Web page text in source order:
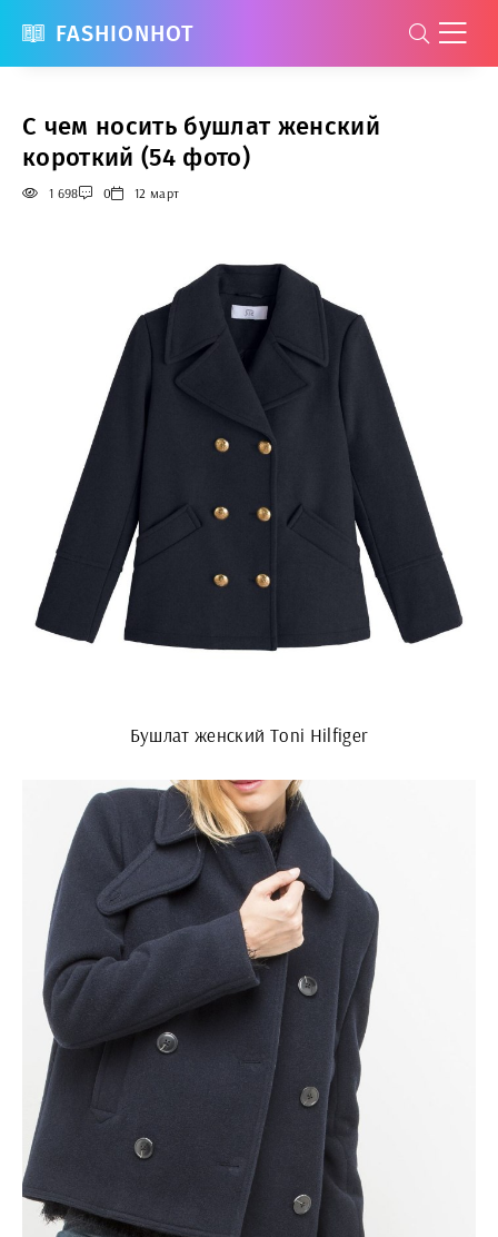
FASHIONHOT
С чем носить бушлат женский
короткий (54 фото)
1 698 0 12 март
Бушлат женский Toni Hilfiger